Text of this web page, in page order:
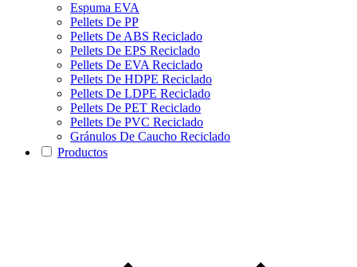
Espuma EVA
Pellets De PP
Pellets De ABS Reciclado
Pellets De EPS Reciclado
Pellets De EVA Reciclado
Pellets De HDPE Reciclado
Pellets De LDPE Reciclado
Pellets De PET Reciclado
Pellets De PVC Reciclado
Gránulos De Caucho Reciclado
Productos